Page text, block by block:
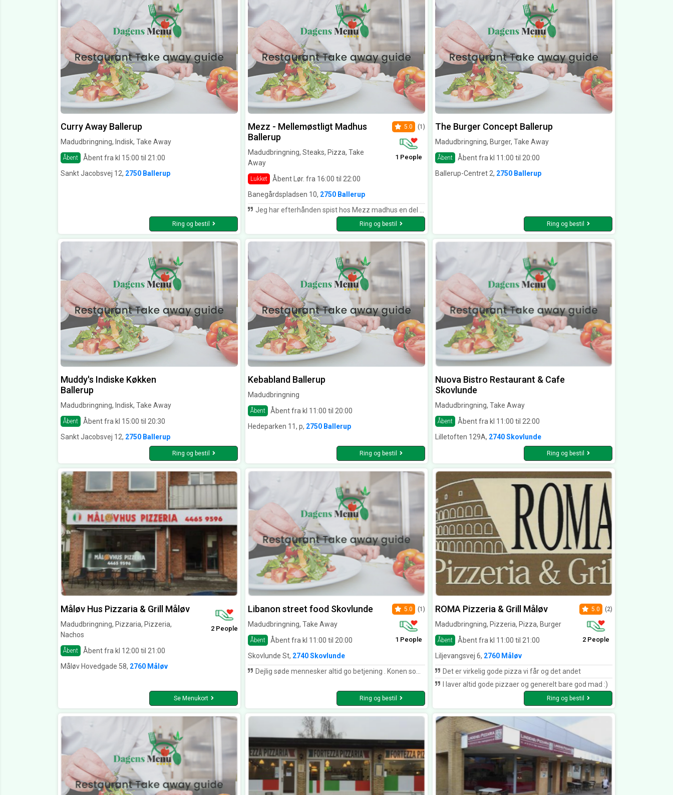
Curry Away Ballerup
Madudbringning, Indisk, Take Away
Åbent
Åbent fra kl 15:00 til 21:00
Sankt Jacobsvej 12, 2750 Ballerup
Ring og bestil
Mezz - Mellemøstligt Madhus
Ballerup
Madudbringning, Steaks, Pizza, Take
Away
Lukket Åbent Lør. fra 16:00 til 22:00
5.0 (1)
1 People
Banegårdspladsen 10, 2750 Ballerup
Jeg har efterhånden spist hos Mezz madhus en del gange, og kan på det varmeste anbefale det. Både deres ad libitum-menu og take-away er blandt det lækreste mad jeg har smagt. Salaterne er friske og smager fantastisk, deres ayran er formidabel, og kyllingen er to die for. Gør dig selv en tjeneste og prøv Mezz flere gange, så du får rig lejlighed for at prøve det hele ud.
Ring og bestil
The Burger Concept Ballerup
Madudbringning, Burger, Take Away
Åbent
Åbent fra kl 11:00 til 20:00
Ballerup-Centret 2, 2750 Ballerup
Ring og bestil
Muddy's Indiske Køkken
Ballerup
Madudbringning, Indisk, Take Away
Åbent
Åbent fra kl 15:00 til 20:30
Sankt Jacobsvej 12, 2750 Ballerup
Ring og bestil
Kebabland Ballerup
Madudbringning
Åbent
Åbent fra kl 11:00 til 20:00
Hedeparken 11, p, 2750 Ballerup
Ring og bestil
Nuova Bistro Restaurant & Cafe
Skovlunde
Madudbringning, Take Away
Åbent
Åbent fra kl 11:00 til 22:00
Lilletoften 129A, 2740 Skovlunde
Ring og bestil
Måløv Hus Pizzaria & Grill Måløv
Madudbringning, Pizzaria, Pizzeria,
Nachos
Åbent Åbent fra kl 12:00 til 21:00
2 People
Måløv Hovedgade 58, 2760 Måløv
Se Menukort
Libanon street food Skovlunde
Madudbringning, Take Away
Åbent Åbent fra kl 11:00 til 20:00
5.0 (1)
1 People
Skovlunde St, 2740 Skovlunde
Dejlig søde mennesker altid go betjening . Konen som er der er skide sød
Ring og bestil
ROMA Pizzeria & Grill Måløv
Madudbringning, Pizzeria, Pizza, Burger
Åbent Åbent fra kl 11:00 til 21:00
5.0 (2)
2 People
Liljevangsvej 6, 2760 Måløv
Det er virkelig gode pizza vi får og det andet
I laver altid gode pizzaer og generelt bare god mad :)
Ring og bestil